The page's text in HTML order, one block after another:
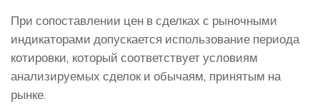
При сопоставлении цен в сделках с рыночными
индикато­рами допускается использование пери­ода
котировки, который соответствует условиям
анализируемых сделок и обычаям, при­нятым на
рынке.